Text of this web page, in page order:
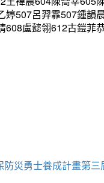
507呂羿霏507鍾
盧懿翎612古鎧菲
災勇士養成計畫第